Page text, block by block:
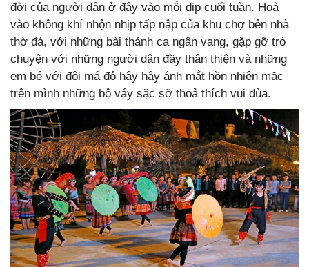
đời của người dân ở đây vào mỗi dịp cuối tuần. Hoà
vào không khí nhộn nhịp tấp nập của khu chợ bên nhà
thờ đá, với những bài thánh ca ngân vang, gặp gỡ trò
chuyện với những người dân đầy thân thiện và những
em bé với đôi má đỏ hây hây ánh mắt hồn nhiên mặc
trên mình những bộ váy sặc sỡ thoả thích vui đùa.